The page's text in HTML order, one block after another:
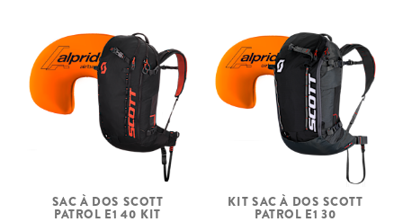
SAC À DOS SCOTT
PATROL E1 40 KIT
KIT SAC À DOS SCOTT
PATROL E1 30